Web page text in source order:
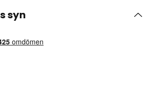
syn